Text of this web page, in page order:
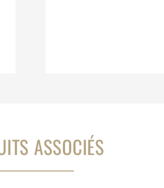
ASSOCIÉS